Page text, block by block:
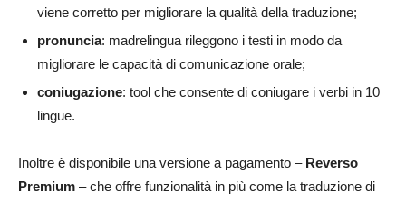
viene corretto per migliorare la qualità della traduzione;
pronuncia: madrelingua rileggono i testi in modo da
migliorare le capacità di comunicazione orale;
coniugazione: tool che consente di coniugare i verbi in 10
lingue.
Inoltre è disponibile una versione a pagamento – Reverso
Premium – che offre funzionalità in più come la traduzione di